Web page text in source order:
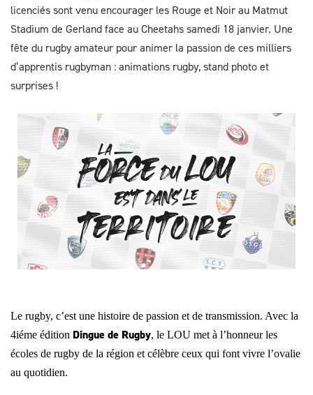
licenciés sont venu encourager les Rouge et Noir au Matmut
Stadium de Gerland face au Cheetahs samedi 18 janvier. Une
fête du rugby amateur pour animer la passion de ces milliers
d’apprentis rugbyman : animations rugby, stand photo et
surprises !
Image
Le rugby, c’est une histoire de passion et de transmission. Avec la
4iéme édition Dingue de Rugby, le LOU met à l’honneur les
écoles de rugby de la région et célèbre ceux qui font vivre l’ovalie
au quotidien.